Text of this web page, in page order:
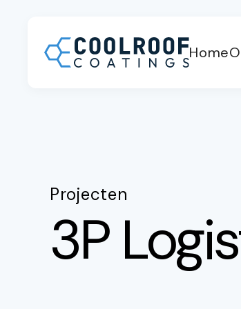
Home
Projecten
3P